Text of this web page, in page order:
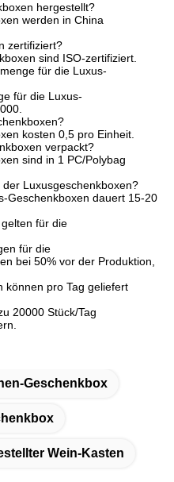
hergestellt?
werden in China
zertifiziert?
sind ISO-zertifiziert.
für die Luxus-
für die Luxus-
kosten 0,5 pro Einheit.
verpackt?
sind in 1 PC/Polybag
Luxusgeschenkboxen?
Geschenkboxen dauert 15-20
für die
für die
bei 50% vor der Produktion,
können pro Tag geliefert
20000 Stück/Tag
Geschenkbox
Wein-Kasten